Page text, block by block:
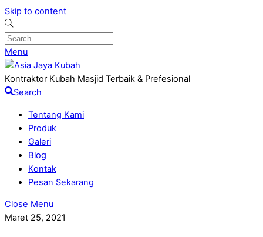
Skip to content
Menu
Kontraktor Kubah Masjid Terbaik & Prefesional
Search
Tentang Kami
Produk
Galeri
Blog
Kontak
Pesan Sekarang
Close Menu
Maret 25, 2021